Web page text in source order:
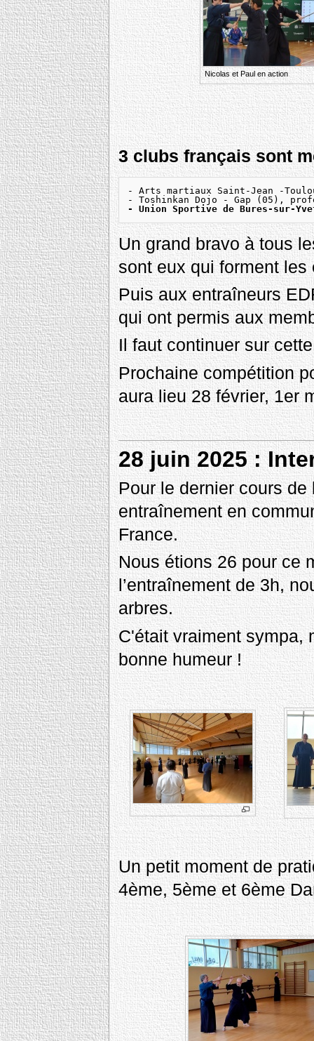
Nicolas et Paul en action
3 clubs français sont
- Arts martiaux Saint-Jean -
- Union Sportive de Bures-sur-
Un grand bravo à tous
sont eux qui forment les
Puis aux entraîneurs
qui ont permis aux
Il faut continuer sur
Prochaine compétition
aura lieu 28 février, 1er
28 juin 2025 :
Pour le dernier cours
entraînement en
France.
Nous étions 26 pour ce
l’entraînement de 3h,
arbres.
C'était vraiment sympa,
bonne humeur !
Un petit moment de
4ème, 5ème et 6ème